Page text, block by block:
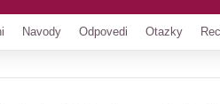
Navody Odpovedi Otazky